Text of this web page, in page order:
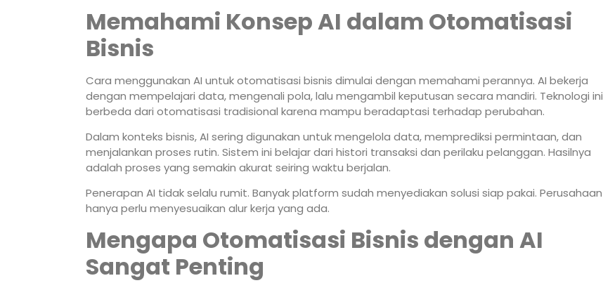
Memahami Konsep AI dalam Otomatisasi
Bisnis
Cara menggunakan AI untuk otomatisasi bisnis dimulai dengan memahami perannya. AI bekerja
dengan mempelajari data, mengenali pola, lalu mengambil keputusan secara mandiri. Teknologi ini
berbeda dari otomatisasi tradisional karena mampu beradaptasi terhadap perubahan.
Dalam konteks bisnis, AI sering digunakan untuk mengelola data, memprediksi permintaan, dan
menjalankan proses rutin. Sistem ini belajar dari histori transaksi dan perilaku pelanggan. Hasilnya
adalah proses yang semakin akurat seiring waktu berjalan.
Penerapan AI tidak selalu rumit. Banyak platform sudah menyediakan solusi siap pakai. Perusahaan
hanya perlu menyesuaikan alur kerja yang ada.
Mengapa Otomatisasi Bisnis dengan AI
Sangat Penting